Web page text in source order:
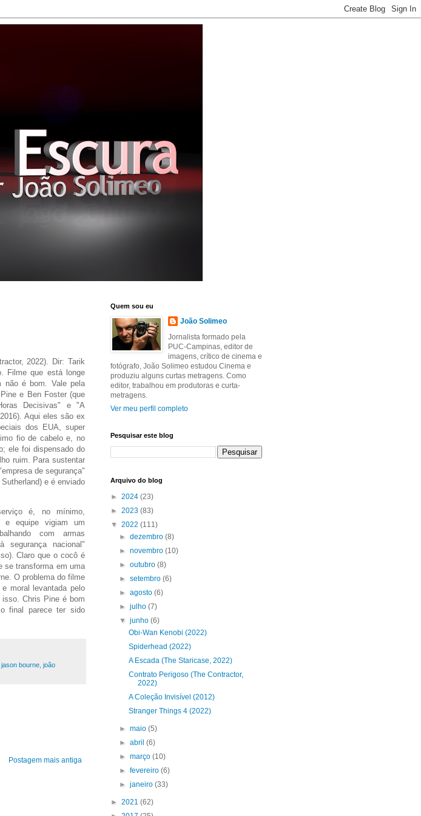
2022). Dir: Tarik
Filme que está longe
não é bom. Vale pela
e Ben Foster (que
Decisivas" e "A
Aqui eles são ex
dos EUA, super
fio de cabelo e, no
ele foi dispensado do
ruim. Para sustentar
de segurança"
e é enviado
é, no mínimo,
e equipe vigiam um
com armas
segurança nacional"
Claro que o cocô é
se transforma em uma
O problema do filme
moral levantada pelo
Chris Pine é bom
final parece ter sido
jason bourne joão
Postagem mais antiga
Quem sou eu
João Solimeo
Jornalista formado pela
PUC-Campinas, editor de
imagens, crítico de cinema e
fotógrafo, João Solimeo estudou Cinema e
produziu alguns curtas metragens. Como
editor, trabalhou em produtoras e curta-
metragens.
Ver meu perfil completo
Pesquisar este blog
Arquivo do blog
► 2024 (23)
► 2023 (83)
▼ 2022 (111)
►dezembro(8)
►novembro(10)
►outubro(8)
►setembro(6)
►agosto(6)
►julho(7)
▼junho(6)
Obi-Wan Kenobi (2022)
Spiderhead (2022)
A Escada (The Staricase, 2022)
Contrato Perigoso (The Contractor,
2022)
A Coleção Invisível (2012)
Stranger Things 4 (2022)
►maio(5)
►abril(6)
►março(10)
►fevereiro(6)
►janeiro(33)
► 2021 (62)